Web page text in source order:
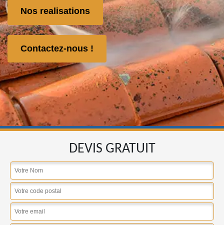
Nos realisations
Contactez-nous !
DEVIS GRATUIT